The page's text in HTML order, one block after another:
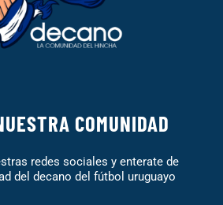
COMUNIDAD
redes sociales y enterate de
del decano del fútbol uruguayo